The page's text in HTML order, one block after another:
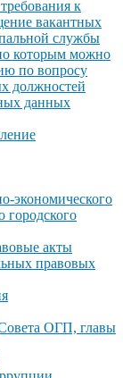
к
вакантных
службы
которым можно
по вопросу
должностей
данных
экономического
городского
акты
правовых
ОГП, главы